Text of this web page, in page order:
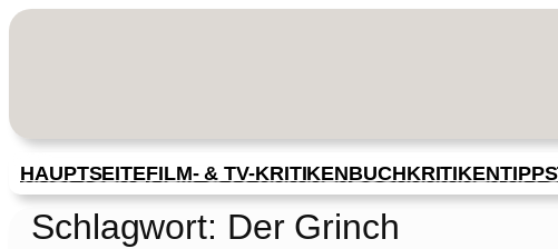
Zum
HAUPTSEITEFILM- & TV-KRITIKENBUCHKRITIKENTIPPS
Schlagwort: Der Grinch